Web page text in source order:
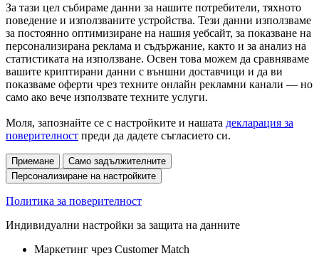
За тази цел събираме данни за нашите потребители, тяхното
поведение и използваните устройства. Тези данни използваме
за постоянно оптимизиране на нашия уебсайт, за показване на
персонализирана реклама и съдържание, както и за анализ на
статистиката на използване. Освен това можем да сравняваме
вашите криптирани данни с външни доставчици и да ви
показваме оферти чрез техните онлайн рекламни канали — но
само ако вече използвате техните услуги.
Моля, запознайте се с настройките и нашата декларация за
поверителност преди да дадете съгласието си.
Приемане
Само задължителните
Персонализиране на настройките
Политика за поверителност
Индивидуални настройки за защита на данните
Маркетинг чрез Customer Match